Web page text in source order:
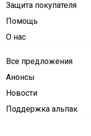
Защита покупателя
Помощь
О нас
Все предложения
Анонсы
Новости
Поддержка альпак